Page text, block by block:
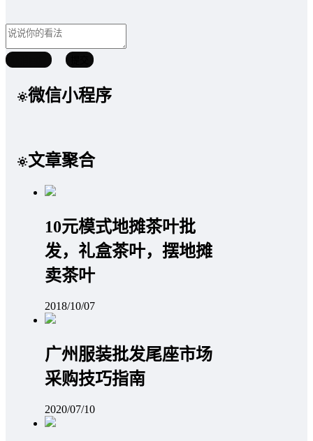
微信小程序
文章聚合
10元模式地摊茶叶批
发，礼盒茶叶，摆地摊
卖茶叶
2018/10/07
广州服装批发尾座市场
采购技巧指南
2020/07/10